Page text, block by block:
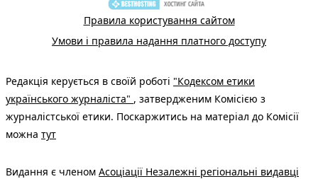
Правила користування сайтом
Умови і правила надання платного доступу
Редакція керується в своїй роботі "Кодексом етики
українського журналіста" , затвердженим Комісією з
журналістської етики. Поскаржитись на матеріал до Комісії
можна тут
Видання є членом Асоціації Незалежні регіональні видавці